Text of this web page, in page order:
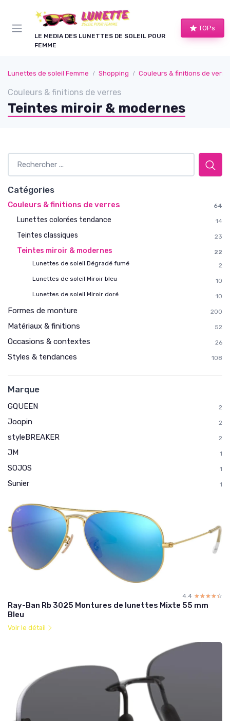
LE MEDIA DES LUNETTES DE SOLEIL POUR
FEMME
TOPs
Lunettes de soleil Femme Shopping Couleurs & finitions de
Couleurs & finitions de verres
Teintes miroir & modernes
Catégories
Couleurs & finitions de verres 64
Lunettes colorées tendance 14
Teintes classiques 23
Teintes miroir & modernes
22
Lunettes de soleil Dégradé fumé
2
Lunettes de soleil Miroir bleu
10
Lunettes de soleil Miroir doré
10
Formes de monture 200
Matériaux & finitions 52
Occasions & contextes 26
Styles & tendances 108
Marque
GQUEEN 2
Joopin 2
styleBREAKER 2
JM 1
SOJOS 1
Sunier 1
4.4 ☆☆☆☆☆
★★★★★
Ray-Ban Rb 3025 Montures de lunettes Mixte 55 mm
Bleu
Voir le détail